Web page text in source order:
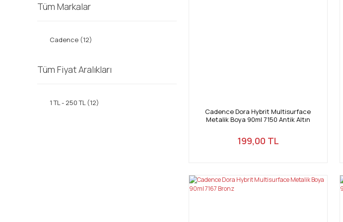
Tüm Markalar
Cadence (12)
Tüm Fiyat Aralıkları
1 TL - 250 TL (12)
Cadence Dora Hybrit Multisurface
Metalik Boya 90ml 7150 Antik Altın
199,00 TL